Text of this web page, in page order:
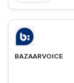
BAZAARVOICE